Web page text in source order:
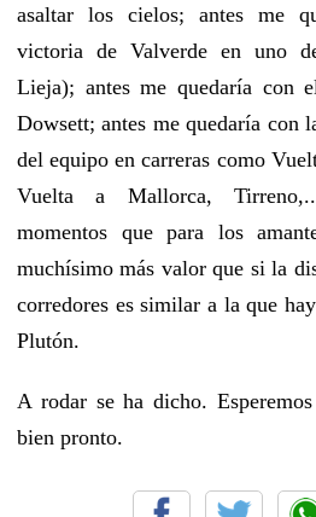
asaltar los cielos; antes me
victoria de Valverde en uno
Lieja); antes me quedaría con
Dowsett; antes me quedaría con
del equipo en carreras como
Vuelta a Mallorca,
momentos que para los
muchísimo más valor que si la
corredores es similar a la que
Plutón.
A rodar se ha dicho.
bien pronto.